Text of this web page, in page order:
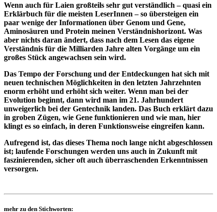
Wenn auch für Laien großteils sehr gut verständlich – quasi ein
Erklärbuch für die meisten LeserInnen – so übersteigen ein
paar wenige der Informationen über Genom und Gene,
Aminosäuren und Protein meinen Verständnishorizont. Was
aber nichts daran ändert, dass nach dem Lesen das eigene
Verständnis für die Milliarden Jahre alten Vorgänge um ein
großes Stück angewachsen sein wird.
Das Tempo der Forschung und der Entdeckungen hat sich mit
neuen technischen Möglichkeiten in den letzten Jahrzehnten
enorm erhöht und erhöht sich weiter. Wenn man bei der
Evolution beginnt, dann wird man im 21. Jahrhundert
unweigerlich bei der Gentechnik landen. Das Buch erklärt dazu
in groben Zügen, wie Gene funktionieren und wie man, hier
klingt es so einfach, in deren Funktionsweise eingreifen kann.
Aufregend ist, das dieses Thema noch lange nicht abgeschlossen
ist; laufende Forschungen werden uns auch in Zukunft mit
faszinierenden, sicher oft auch überraschenden Erkenntnissen
versorgen.
mehr zu den Stichworten: